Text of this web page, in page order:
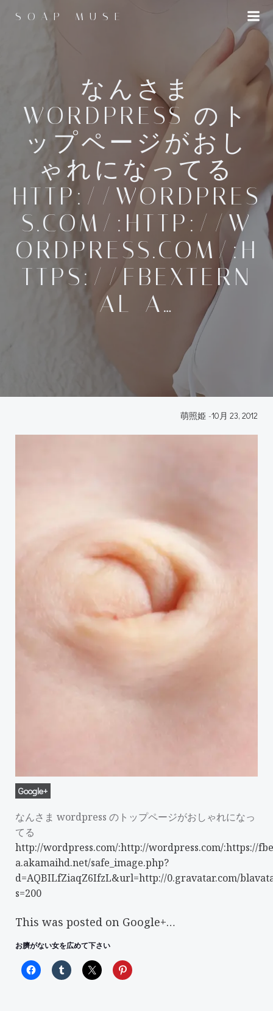
へ
ス
キ
ッ
プ
SOAP MUSE
なんさま
WORDPRESS のト
ップページがおし
ゃれになってる
HTTP://WORDPRES
S.COM/:HTTP://W
ORDPRESS.COM/:H
TTPS://FBEXTERN
AL-A…
萌照姫 -10月 23, 2012
Google+
なんさま wordpress のトップページがおしゃれになっ
てる
http://wordpress.com/:http://wordpress.com/:https://
a.akamaihd.net/safe_image.php?
d=AQBILfZiaqZ6IfzL&url=http://0.gravatar.com/
s=200
This was posted on Google+…
お臍がない女を広めて下さい